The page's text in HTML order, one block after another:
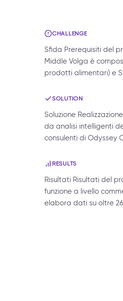
CHALLENGE
Sfida Prerequisiti del
Middle Volga è
prodotti alimentari) e
SOLUTION
Soluzione
da analisi intelligenti
consulenti di Odyssey
RESULTS
Risultati Risultati del
funzione a livello
elabora dati su oltre